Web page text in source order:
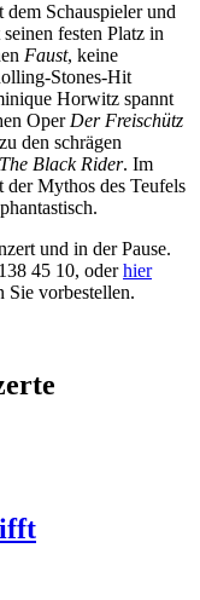
Schauspieler und
festen Platz in
Faust, keine
Stones-Hit
Horwitz spannt
Oper Der Freischütz
den schrägen
The Black Rider. Im
Mythos des Teufels
und in der Pause.
45 10, oderhier
Sie vorbestellen.